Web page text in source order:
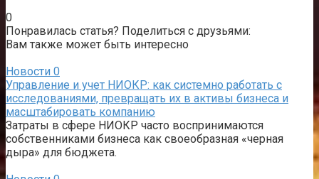
0
Понравилась статья? Поделиться с друзьями:
Вам также может быть интересно
Новости 0
Управление и учет НИОКР: как системно работать с
исследованиями, превращать их в активы бизнеса и
масштабировать компанию
Затраты в сфере НИОКР часто воспринимаются
собственниками бизнеса как своеобразная «черная
дыра» для бюджета.